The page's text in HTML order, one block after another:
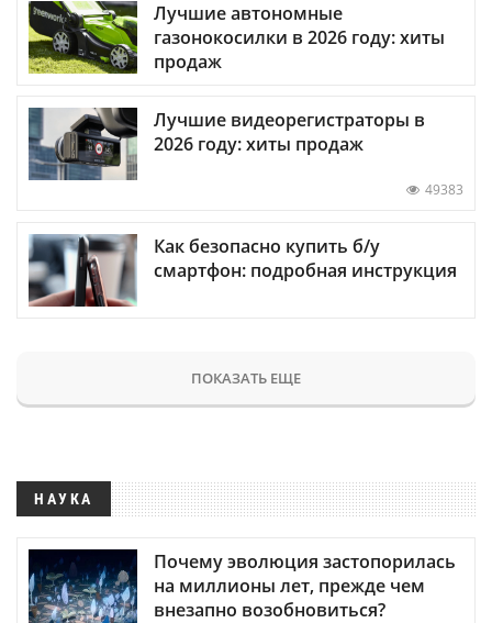
Лучшие автономные
газонокосилки в 2026 году: хиты
продаж
Лучшие видеорегистраторы в
2026 году: хиты продаж
49383
Как безопасно купить б/у
смартфон: подробная инструкция
ПОКАЗАТЬ ЕЩЕ
НАУКА
Почему эволюция застопорилась
на миллионы лет, прежде чем
внезапно возобновиться?